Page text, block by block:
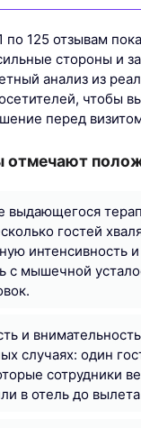
125 отзывам
стороны и
анализ из
чтобы
перед
отмечают
выдающегося
гостей
интенсивность
с мышечной
и
случаях: один
сотрудники
в отель до